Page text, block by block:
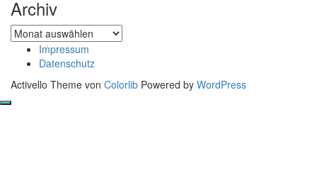
Archiv
Archiv
Impressum
Datenschutz
Activello Theme von Colorlib Powered by WordPress